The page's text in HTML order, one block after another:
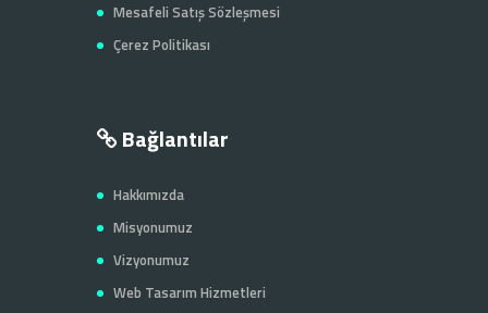
Mesafeli Satış Sözleşmesi
Çerez Politikası
Bağlantılar
Hakkımızda
Misyonumuz
Vizyonumuz
Web Tasarım Hizmetleri